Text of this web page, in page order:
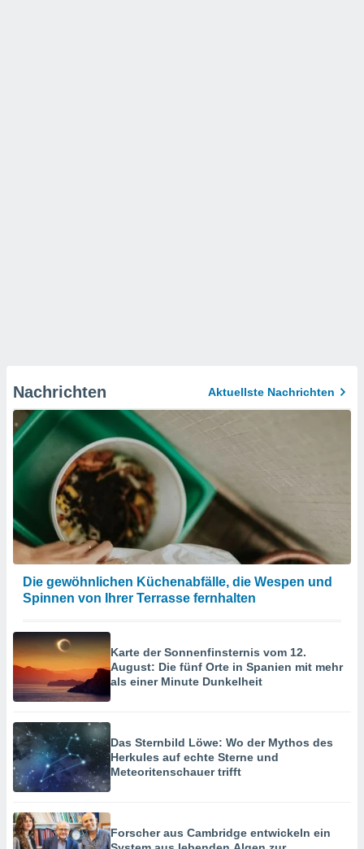
Nachrichten Aktuellste Nachrichten
Die gewöhnlichen Küchenabfälle, die Wespen und
Spinnen von Ihrer Terrasse fernhalten
Karte der Sonnenfinsternis vom 12.
August: Die fünf Orte in Spanien mit mehr
als einer Minute Dunkelheit
Das Sternbild Löwe: Wo der Mythos des
Herkules auf echte Sterne und
Meteoritenschauer trifft
Forscher aus Cambridge entwickeln ein